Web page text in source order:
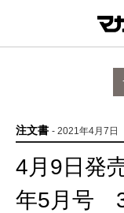
注文書 - 2021年4月7日
4月9日発
年5月号